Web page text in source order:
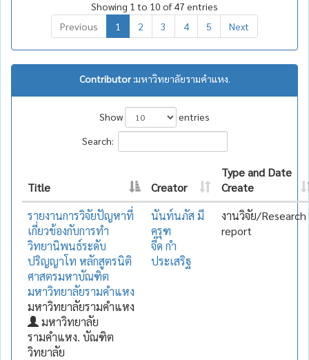
Showing 1 to 10 of 47 entries
Previous
1 2 3 4 5 Next
Contributor :มหาวิทยาลัยรามคำแหง.
Show
entries
Search:
Title Creator
Type and Date
Create
รายงานการวิจัยปัญหาที่
เกี่ยวข้องกับการทำ
วิทยานิพนธ์ระดับ
ปริญญาโท หลักสูตรนิติ
ศาสตรมหาบัณฑิต
มหาวิทยาลัยรามคำแหง
มหาวิทยาลัยรามคำแหง
มหาวิทยาลัย
รามคำแหง. บัณฑิต
วิทยาลัย
นันท์นภัส มี
ครุฑ
จี๊ด กำ
ประเสริฐ
งานวิจัย/Research
report